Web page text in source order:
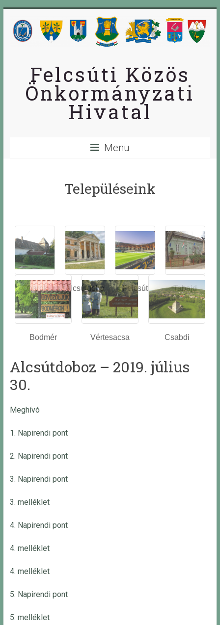
Felcsúti Közös
Önkormányzati
Hivatal
Menü
Településeink
Óbarok
Alcsútdobo
z
Felcsút Tabajd
Bodmér Vértesacsa Csabdi
Alcsútdoboz – 2019. július
30.
Meghívó
1. Napirendi pont
2. Napirendi pont
3. Napirendi pont
3. melléklet
4. Napirendi pont
4. melléklet
4. melléklet
5. Napirendi pont
5. melléklet